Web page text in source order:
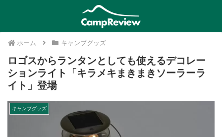
ホーム キャンプグッズ
ロゴスからランタンとしても使えるデコレー
ションライト「キラメキまきまきソーラーラ
イト」登場
キャンプグッズ